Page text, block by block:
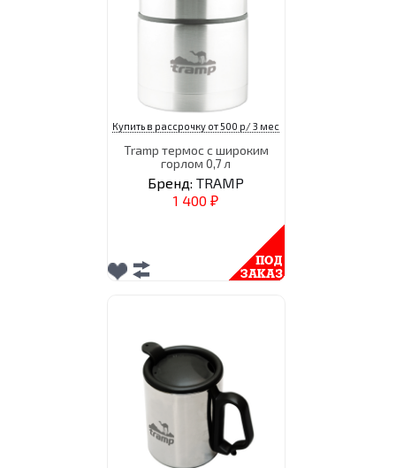
Купить в рассрочку от 500 р/ 3 мес
Tramp термос с широким
горлом 0,7 л
Бренд: TRAMP
1 400 ₽